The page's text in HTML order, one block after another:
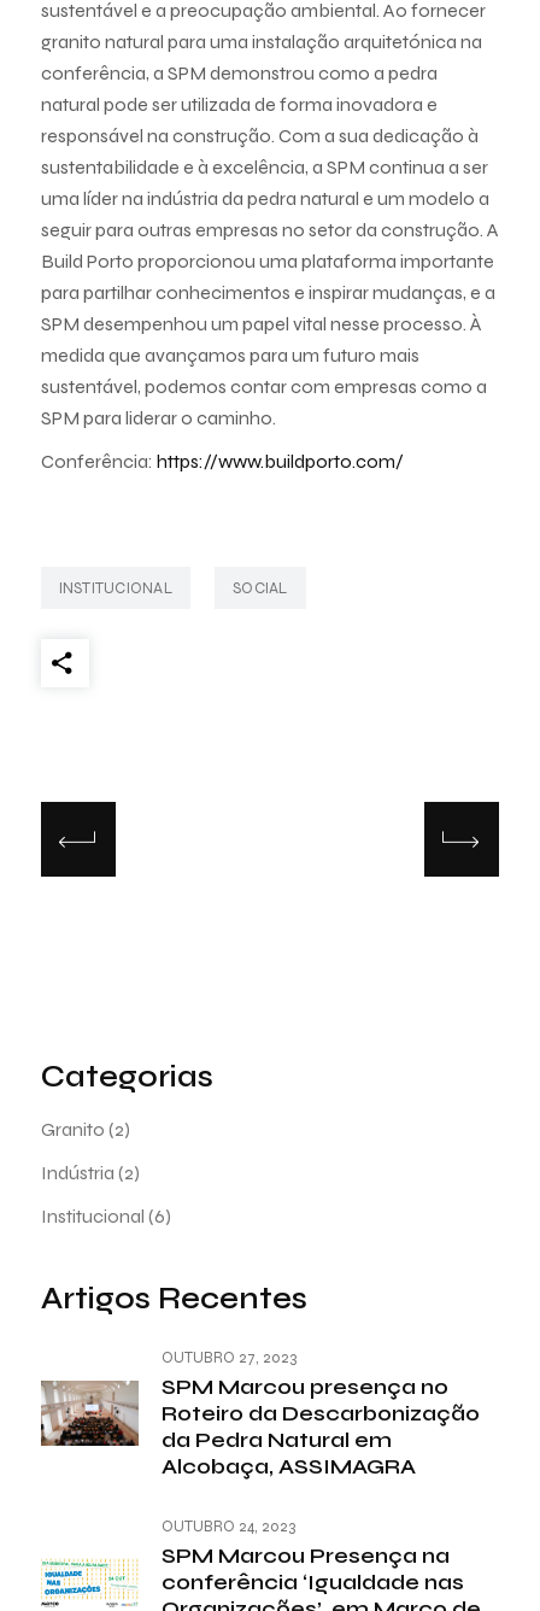
sustentável e a preocupação ambiental. Ao fornecer
granito natural para uma instalação arquitetónica na
conferência, a SPM demonstrou como a pedra
natural pode ser utilizada de forma inovadora e
responsável na construção. Com a sua dedicação à
sustentabilidade e à excelência, a SPM continua a ser
uma líder na indústria da pedra natural e um modelo a
seguir para outras empresas no setor da construção. A
Build Porto proporcionou uma plataforma importante
para partilhar conhecimentos e inspirar mudanças, e a
SPM desempenhou um papel vital nesse processo. À
medida que avançamos para um futuro mais
sustentável, podemos contar com empresas como a
SPM para liderar o caminho.
Conferência: https://www.buildporto.com/
INSTITUCIONAL SOCIAL
Categorias
Granito (2)
Indústria (2)
Institucional (6)
Artigos Recentes
OUTUBRO 27, 2023
SPM Marcou presença no
Roteiro da Descarbonização
da Pedra Natural em
Alcobaça, ASSIMAGRA
OUTUBRO 24, 2023
SPM Marcou Presença na
conferência ‘Igualdade nas